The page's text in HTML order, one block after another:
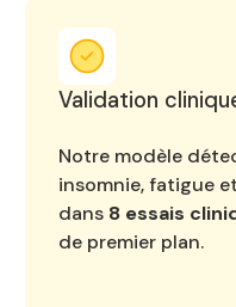
Validation
Notre modèle
insomnie, fatigue
dans 8 essais
de premier plan.